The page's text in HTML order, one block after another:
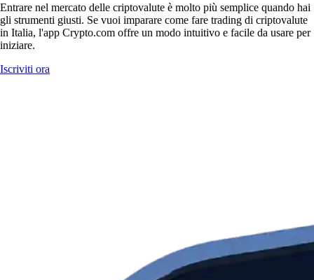
Entrare nel mercato delle criptovalute è molto più semplice quando hai
gli strumenti giusti. Se vuoi imparare come fare trading di criptovalute
in Italia, l'app Crypto.com offre un modo intuitivo e facile da usare per
iniziare.
Iscriviti ora